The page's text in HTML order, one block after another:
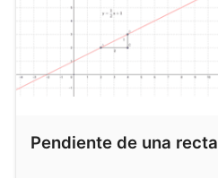
Pendiente de una recta